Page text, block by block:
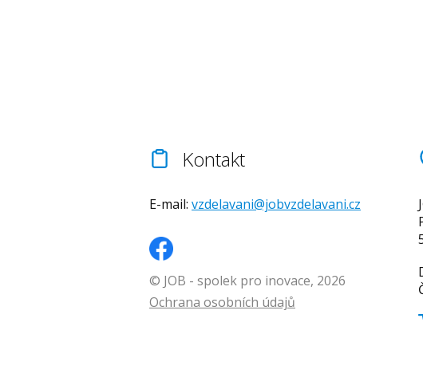
Kontakt
E-mail: vzdelavani@jobvzdelavani.cz
© JOB - spolek pro inovace, 2026
Ochrana osobních údajů